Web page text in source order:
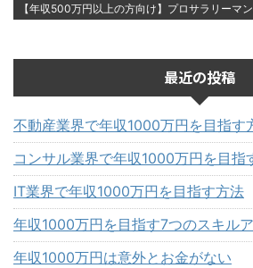
【年収500万円以上の方向け】プロサラリーマン
最近の投稿
不動産業界で年収1000万円を目指す
コンサル業界で年収1000万円を目指
IT業界で年収1000万円を目指す方法
年収1000万円を目指す7つのスキル
年収1000万円は意外とお金がない